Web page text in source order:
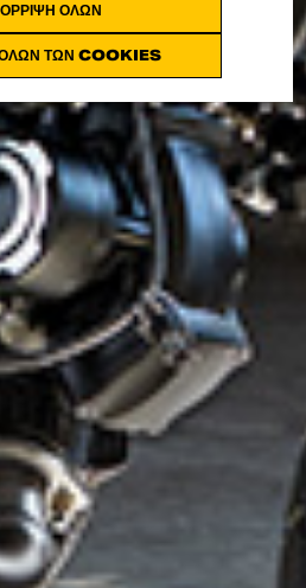
ΌΛΩΝ
ΤΩΝ COOKIES